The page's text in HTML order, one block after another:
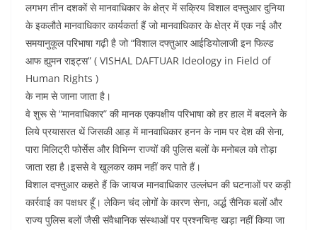
लगभग तीन दशकों से मानवाधिकार के क्षेत्र में सक्रिय विशाल दफ्तुआर दुनिया
के इकलौते मानवाधिकार कार्यकर्ता हैं जो मानवाधिकार के क्षेत्र में एक नई और
समयानुकूल परिभाषा गढ़ी है जो “विशाल दफ्तुआर आईडियोलाजी इन फिल्ड
आफ ह्युमन राइट्स” ( VISHAL DAFTUAR Ideology in Field of
Human Rights )
के नाम से जाना जाता है।
वे शुरू से “मानवाधिकार” की मानक एकपक्षीय परिभाषा को हर हाल में बदलने के
लिये प्रयासरत थें जिसकी आड़ में मानवाधिकार हनन के नाम पर देश की सेना,
पारा मिलिट्री फोर्सेस और विभिन्न राज्यों की पुलिस बलों के मनोबल को तोड़ा
जाता रहा है।इससे वे खुलकर काम नहीं कर पाते हैं।
विशाल दफ्तुआर कहते हैं कि जायज मानवाधिकार उल्लंघन की घटनाओं पर कड़ी
कार्रवाई का पक्षधर हूँ। लेकिन चंद लोगों के कारण सेना, अर्द्ध सैनिक बलों और
राज्य पुलिस बलों जैसी संवैधानिक संस्थाओं पर प्रश्नचिन्ह खड़ा नहीं किया जा